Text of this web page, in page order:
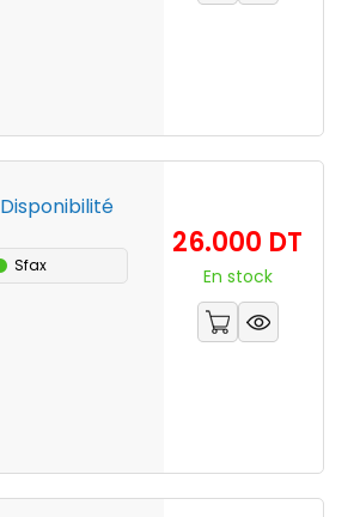
Disponibilité
Sfax
26.000 DT
En stock